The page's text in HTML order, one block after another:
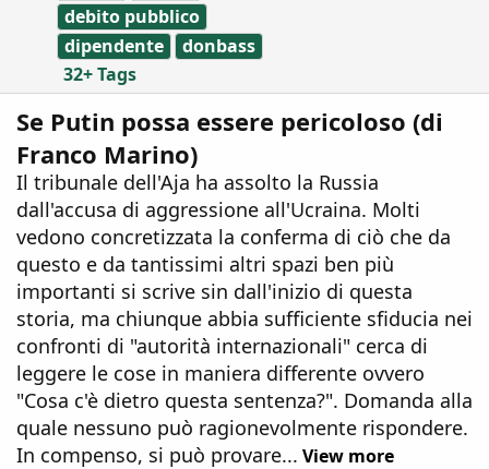
debito pubblico
dipendente
donbass
32+ Tags
Se Putin possa essere pericoloso (di
Franco Marino)
Il tribunale dell'Aja ha assolto la Russia
dall'accusa di aggressione all'Ucraina. Molti
vedono concretizzata la conferma di ciò che da
questo e da tantissimi altri spazi ben più
importanti si scrive sin dall'inizio di questa
storia, ma chiunque abbia sufficiente sfiducia nei
confronti di "autorità internazionali" cerca di
leggere le cose in maniera differente ovvero
"Cosa c'è dietro questa sentenza?". Domanda alla
quale nessuno può ragionevolmente rispondere.
In compenso, si può provare... View more